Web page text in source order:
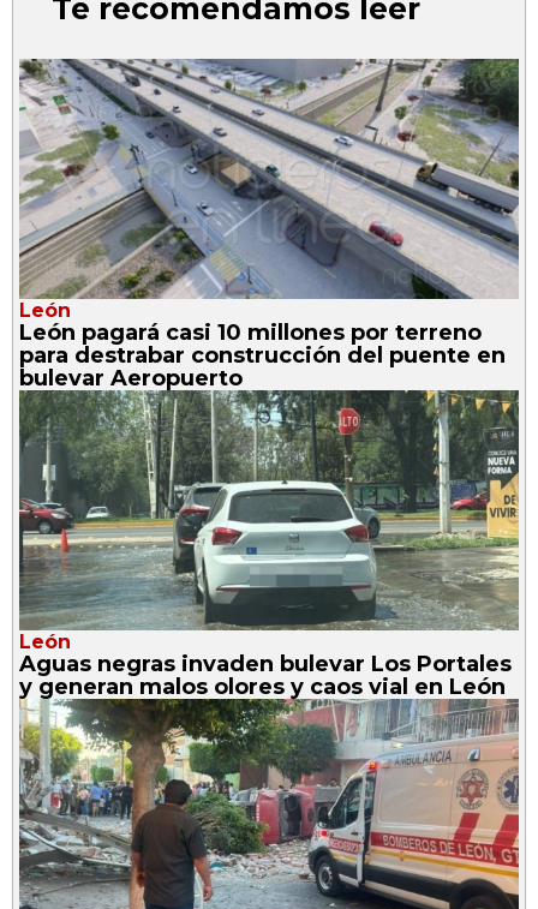
Te recomendamos leer
León
León pagará casi 10 millones por terreno
para destrabar construcción del puente en
bulevar Aeropuerto
León
Aguas negras invaden bulevar Los Portales
y generan malos olores y caos vial en León